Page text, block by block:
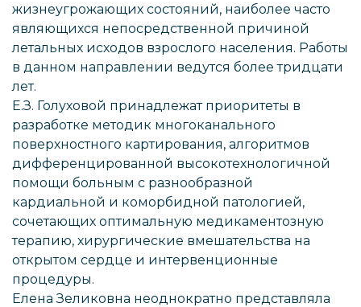
жизнеугрожающих состояний, наиболее часто
являющихся непосредственной причиной
летальных исходов взрослого населения. Работы
в данном направлении ведутся более тридцати
лет.
Е.З. Голуховой принадлежат приоритеты в
разработке методик многоканального
поверхностного картирования, алгоритмов
дифференцированной высокотехнологичной
помощи больным с разнообразной
кардиальной и коморбидной патологией,
сочетающих оптимальную медикаментозную
терапию, хирургические вмешательства на
открытом сердце и интервенционные
процедуры.
Елена Зеликовна неоднократно представляла